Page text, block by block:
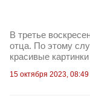
В третье
отца. По этому
красивые
15 октября 2023, 08:49